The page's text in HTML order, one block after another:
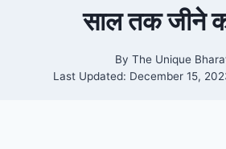
साल तक जीने
By The Unique
Last Updated: December 15,